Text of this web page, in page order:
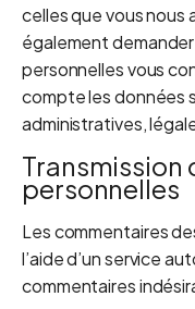
celles que vous nous
également
personnelles vous
compte les données
administratives,
Transmission
personnelles
Les commentaires
l’aide d’un service
commentaires